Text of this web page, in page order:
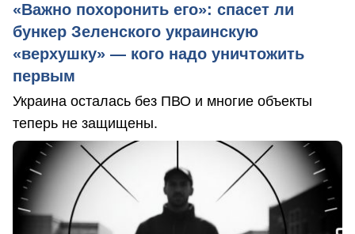
«Важно похоронить его»: спасет ли
бункер Зеленского украинскую
«верхушку» — кого надо уничтожить
первым
Украина осталась без ПВО и многие объекты
теперь не защищены.